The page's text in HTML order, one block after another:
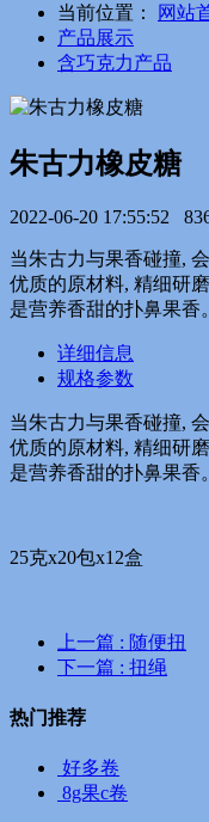
当前位置：
网站
产品展示
含巧克力产品
朱古力橡皮糖
2022-06-20 17:55:52
当朱古力与果香碰撞,
优质的原材料, 精细研
是营养香甜的扑鼻果香。
详细信息
规格参数
当朱古力与果香碰撞,
优质的原材料, 精细研
是营养香甜的扑鼻果香。
25克x20包x12盒
上一篇 : 随便扭
下一篇 : 扭绳
热门推荐
好多卷
8g果c卷